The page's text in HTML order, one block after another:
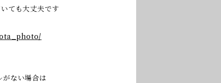
ても大丈夫です
ない場合は